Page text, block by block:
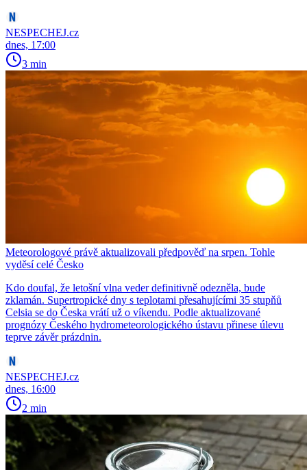
NESPECHEJ.cz
dnes, 17:00
3 min
Meteorologové právě aktualizovali předpověď na srpen. Tohle
vyděsí celé Česko
Kdo doufal, že letošní vlna veder definitivně odezněla, bude
zklamán. Supertropické dny s teplotami přesahujícími 35 stupňů
Celsia se do Česka vrátí už o víkendu. Podle aktualizované
prognózy Českého hydrometeorologického ústavu přinese úlevu
teprve závěr prázdnin.
NESPECHEJ.cz
dnes, 16:00
2 min